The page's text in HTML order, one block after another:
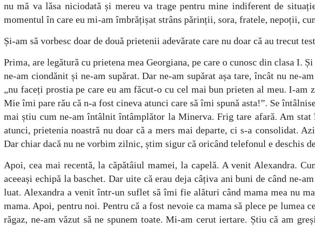
nu mă va lăsa niciodată și mereu va trage pentru mine indiferent de
momentul în care eu mi-am îmbrățișat strâns părinții, sora, fratele, nepoții,
Și-am să vorbesc doar de două prietenii adevărate care nu doar că au trecut
Prima, are legătură cu prietena mea Georgiana, pe care o cunosc din clasa I.
ne-am ciondănit și ne-am supărat. Dar ne-am supărat așa tare, încât nu
„nu faceți prostia pe care eu am făcut-o cu cel mai bun prieten al meu. I-
Mie îmi pare rău că n-a fost cineva atunci care să îmi spună asta!”. Se
mai știu cum ne-am întâlnit întâmplător la Minerva. Frig tare afară. Am
atunci, prietenia noastră nu doar că a mers mai departe, ci s-a consolidat.
Dar chiar dacă nu ne vorbim zilnic, știm sigur că oricând telefonul e deschis
Apoi, cea mai recentă, la căpătâiul mamei, la capelă. A venit Alexandra.
aceeași echipă la baschet. Dar uite că erau deja câțiva ani buni de când
luat. Alexandra a venit într-un suflet să îmi fie alături când mama mea nu
mama. Apoi, pentru noi. Pentru că a fost nevoie ca mama să plece pe lumea
răgaz, ne-am văzut să ne spunem toate. Mi-am cerut iertare. Știu că am